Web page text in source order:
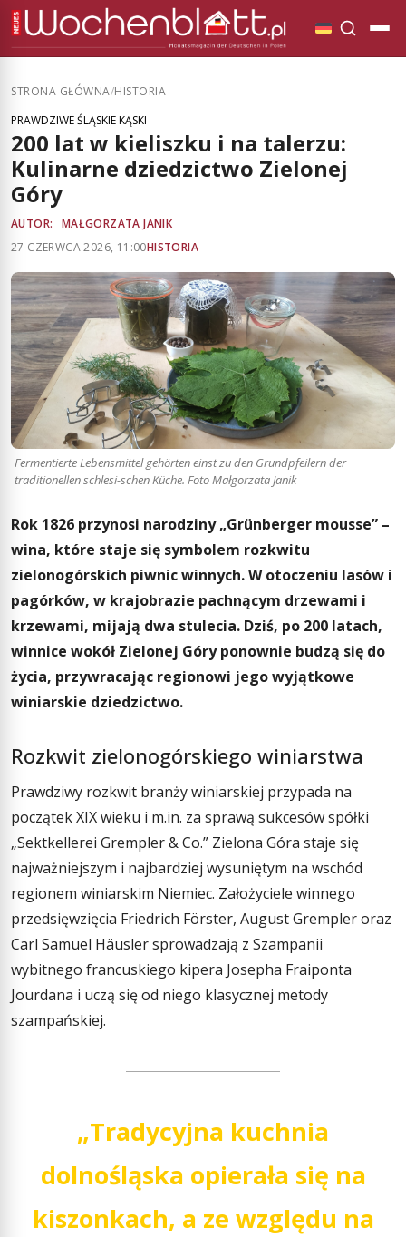
STRONA GŁÓWNA/HISTORIA
PRAWDZIWE ŚLĄSKIE KĄSKI
200 lat w kieliszku i na talerzu:
Kulinarne dziedzictwo Zielonej
Góry
AUTOR:
MAŁGORZATA JANIK
27 CZERWCA 2026, 11:00HISTORIA
Fermentierte Lebensmittel gehörten einst zu den Grundpfeilern der
traditionellen schlesi-schen Küche. Foto Małgorzata Janik
Rok 1826 przynosi narodziny „Grünberger mousse” –
wina, które staje się symbolem rozkwitu
zielonogórskich piwnic winnych. W otoczeniu lasów i
pagórków, w krajobrazie pachnącym drzewami i
krzewami, mijają dwa stulecia. Dziś, po 200 latach,
winnice wokół Zielonej Góry ponownie budzą się do
życia, przywracając regionowi jego wyjątkowe
winiarskie dziedzictwo.
Rozkwit zielonogórskiego winiarstwa
Prawdziwy rozkwit branży winiarskiej przypada na
początek XIX wieku i m.in. za sprawą sukcesów spółki
„Sektkellerei Grempler & Co.” Zielona Góra staje się
najważniejszym i najbardziej wysuniętym na wschód
regionem winiarskim Niemiec. Założyciele winnego
przedsięwzięcia Friedrich Förster, August Grempler oraz
Carl Samuel Häusler sprowadzają z Szampanii
wybitnego francuskiego kipera Josepha Fraiponta
Jourdana i uczą się od niego klasycznej metody
szampańskiej.
„Tradycyjna kuchnia
dolnośląska opierała się na
kiszonkach, a ze względu na